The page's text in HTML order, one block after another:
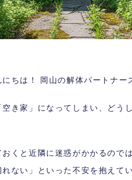
ちは！ 岡山の解体パートナー
き家」になってしまい、どう
おくと近隣に迷惑がかかるので
ない」といった不安を抱えて